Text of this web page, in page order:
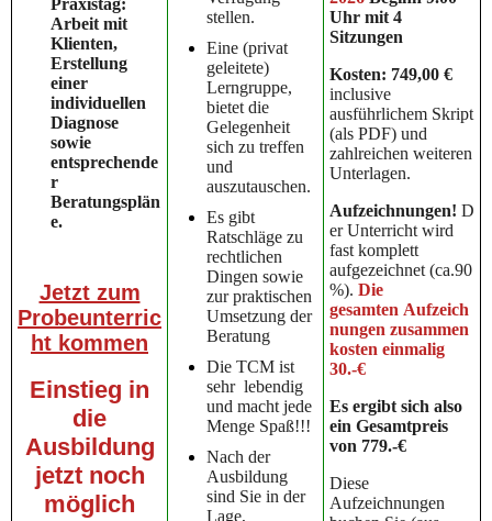
Praxistag:
Arbeit mit
Klienten,
Erstellung
einer
individuellen
Diagnose
sowie
entsprechende
r
Beratungsplän
e.
Jetzt zum
Probeunterric
ht kommen
Einstieg in
die
Ausbildung
jetzt noch
möglich
stellen.
Eine (privat
geleitete)
Lerngruppe,
bietet die
Gelegenheit
sich zu treffen
und
auszutauschen.
Es gibt
Ratschläge zu
rechtlichen
Dingen sowie
zur praktischen
Umsetzung der
Beratung
Die TCM ist
sehr lebendig
und macht jede
Menge Spaß!!!
Nach der
Ausbildung
sind Sie in der
Lage,
Uhr mit 4
Sitzungen
Kosten: 749,00 €
inclusive
ausführlichem Skript
(als PDF) und
zahlreichen weiteren
Unterlagen.
Aufzeichnungen! D
er Unterricht wird
fast komplett
aufgezeichnet (ca.90
%). Die
gesamten Aufzeich
nungen zusammen
kosten einmalig
30.-€
Es ergibt sich also
ein Gesamtpreis
von 779.-€
Diese
Aufzeichnungen